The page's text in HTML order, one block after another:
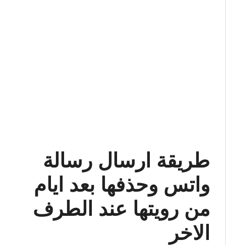
طريقة ارسال رسالة
واتس وحذفها بعد ايام
من رويتها عند الطرف
الاخر